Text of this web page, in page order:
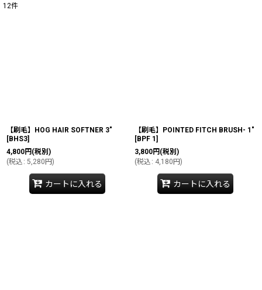
12件
【刷毛】HOG HAIR SOFTNER 3"
[BHS3]
4,800円 (税別)
(税込 : 5,280円)
カートに入れる
【刷毛】POINTED FITCH BRUSH- 1"
[BPF 1]
3,800円 (税別)
(税込 : 4,180円)
カートに入れる